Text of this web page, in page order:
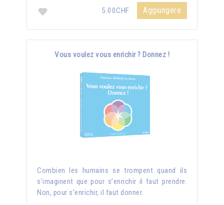
5.00CHF Aggiungere
Vous voulez vous enrichir ? Donnez !
Combien les humains se trompent quand ils
s’imaginent que pour s’enrichir il faut prendre.
Non, pour s’enrichir, il faut donner.